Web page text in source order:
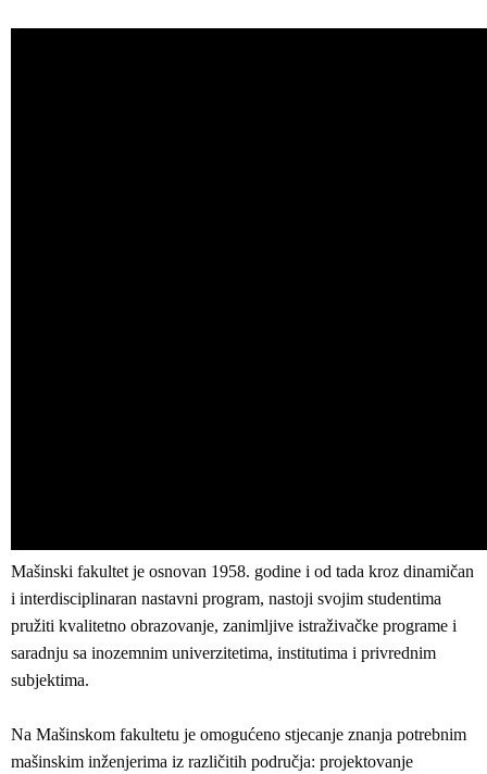
Mašinski fakultet je osnovan 1958. godine i od tada kroz dinamičan
i interdisciplinaran nastavni program, nastoji svojim studentima
pružiti kvalitetno obrazovanje, zanimljive istraživačke programe i
saradnju sa inozemnim univerzitetima, institutima i privrednim
subjektima.
Na Mašinskom fakultetu je omogućeno stjecanje znanja potrebnim
mašinskim inženjerima iz različitih područja: projektovanje